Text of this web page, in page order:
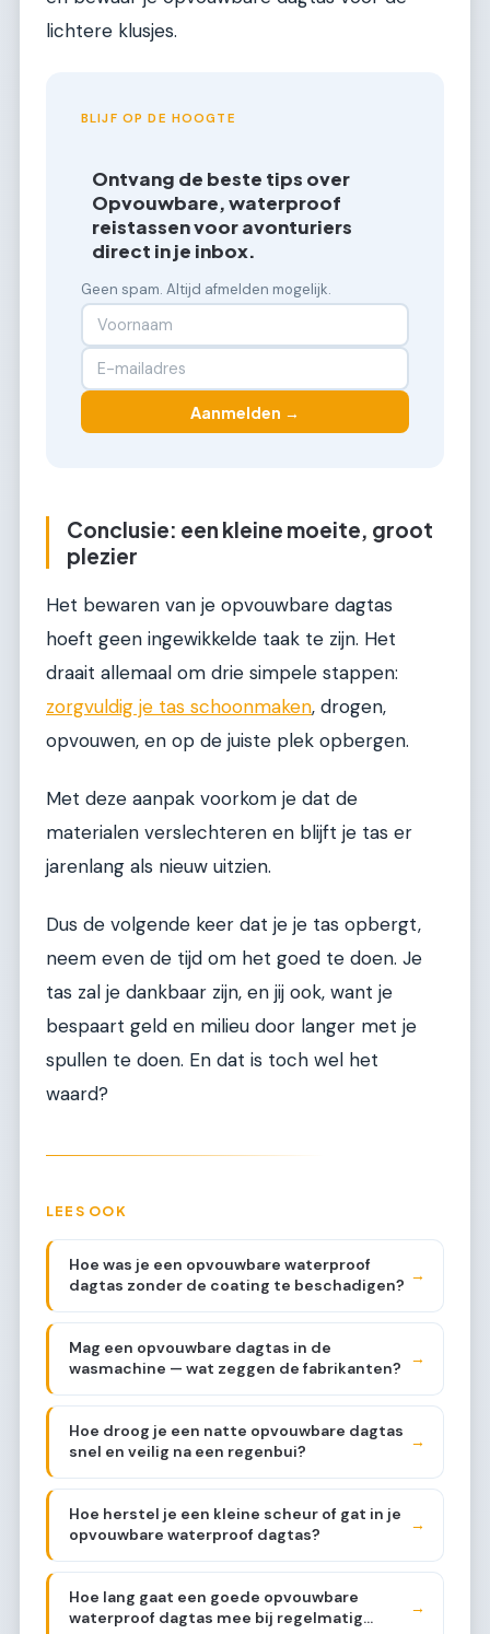
lichtere klusjes.
BLIJF OP DE HOOGTE
Ontvang de beste tips over
Opvouwbare, waterproof
reistassen voor avonturiers
direct in je inbox.
Geen spam. Altijd afmelden mogelijk.
Aanmelden →
Conclusie: een kleine moeite, groot
plezier
Het bewaren van je opvouwbare dagtas
hoeft geen ingewikkelde taak te zijn. Het
draait allemaal om drie simpele stappen:
zorgvuldig je tas schoonmaken, drogen,
opvouwen, en op de juiste plek opbergen.
Met deze aanpak voorkom je dat de
materialen verslechteren en blijft je tas er
jarenlang als nieuw uitzien.
Dus de volgende keer dat je je tas opbergt,
neem even de tijd om het goed te doen. Je
tas zal je dankbaar zijn, en jij ook, want je
bespaart geld en milieu door langer met je
spullen te doen. En dat is toch wel het
waard?
LEES OOK
Hoe was je een opvouwbare waterproof
dagtas zonder de coating te beschadigen?
→
Mag een opvouwbare dagtas in de
wasmachine — wat zeggen de fabrikanten?
→
Hoe droog je een natte opvouwbare dagtas
snel en veilig na een regenbui?
→
Hoe herstel je een kleine scheur of gat in je
opvouwbare waterproof dagtas?
→
Hoe lang gaat een goede opvouwbare
waterproof dagtas mee bij regelmatig
→